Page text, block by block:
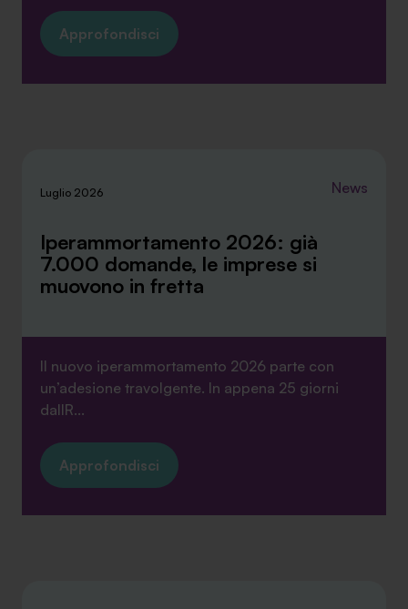
Approfondisci
Luglio 2026 News
Iperammortamento 2026: già
7.000 domande, le imprese si
muovono in fretta
Il nuovo iperammortamento 2026 parte con
un’adesione travolgente. In appena 25 giorni
dallR...
Approfondisci